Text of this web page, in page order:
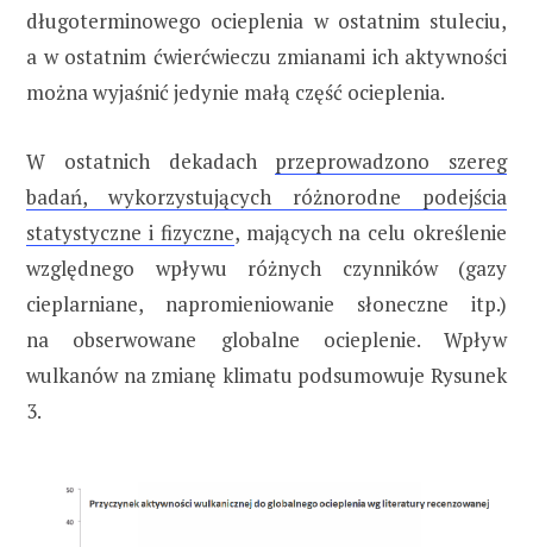
długoterminowego ocieplenia w ostatnim stuleciu,
a w ostatnim ćwierćwieczu zmianami ich aktywności
można wyjaśnić jedynie małą część ocieplenia.
W ostatnich dekadach przeprowadzono szereg
badań, wykorzystujących różnorodne podejścia
statystyczne i fizyczne, mających na celu określenie
względnego wpływu różnych czynników (gazy
cieplarniane, napromieniowanie słoneczne itp.)
na obserwowane globalne ocieplenie. Wpływ
wulkanów na zmianę klimatu podsumowuje Rysunek
3.